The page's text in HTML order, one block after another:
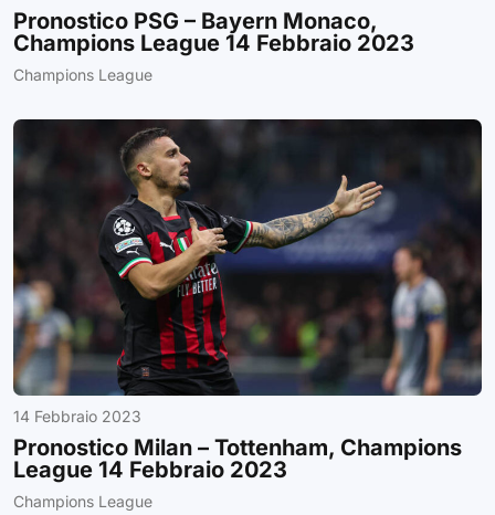
Pronostico PSG – Bayern Monaco,
Champions League 14 Febbraio 2023
Champions League
14 Febbraio 2023
Pronostico Milan – Tottenham, Champions
League 14 Febbraio 2023
Champions League